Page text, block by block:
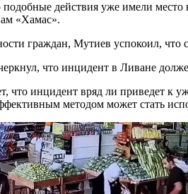
действия уже имели
«Хамас».
граждан, Мутиев успокоил,
что инцидент в Ливане
что инцидент вряд ли приведет к
методом может стать